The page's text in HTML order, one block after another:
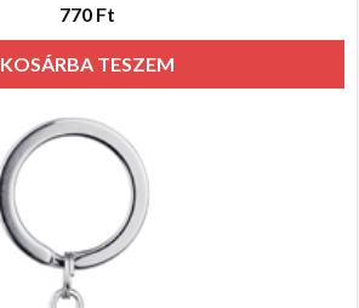
770 Ft
KOSÁRBA TESZEM